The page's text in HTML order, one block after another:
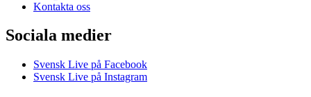
Kontakta oss
Sociala medier
Svensk Live på Facebook
Svensk Live på Instagram